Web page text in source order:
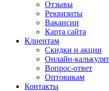
Отзывы
Реквизиты
Вакансии
Карта сайта
Клиентам
Скидки и акции
Онлайн-
Вопрос-ответ
Оптовикам
Контакты